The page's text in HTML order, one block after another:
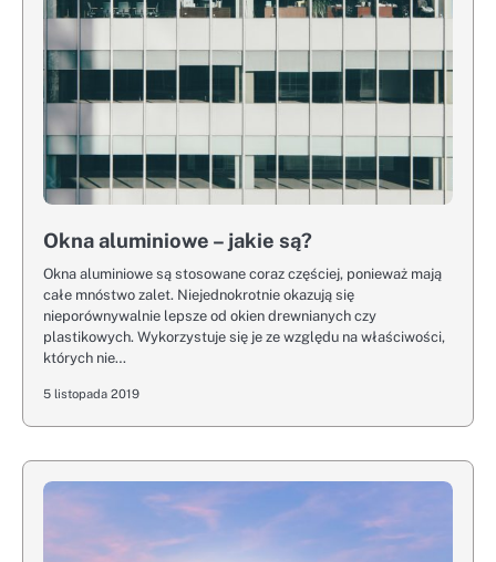
Okna aluminiowe – jakie są?
Okna aluminiowe są stosowane coraz częściej, ponieważ mają
całe mnóstwo zalet. Niejednokrotnie okazują się
nieporównywalnie lepsze od okien drewnianych czy
plastikowych. Wykorzystuje się je ze względu na właściwości,
których nie…
5 listopada 2019